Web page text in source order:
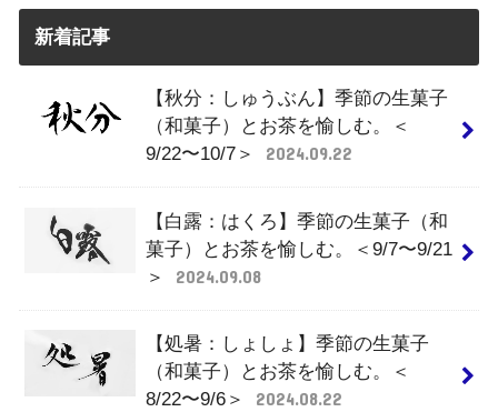
新着記事
【秋分：しゅうぶん】季節の生菓子
（和菓子）とお茶を愉しむ。＜
9/22〜10/7＞
2024.09.22
【白露：はくろ】季節の生菓子（和
菓子）とお茶を愉しむ。＜9/7〜9/21
＞
2024.09.08
【処暑：しょしょ】季節の生菓子
（和菓子）とお茶を愉しむ。＜
8/22〜9/6＞
2024.08.22